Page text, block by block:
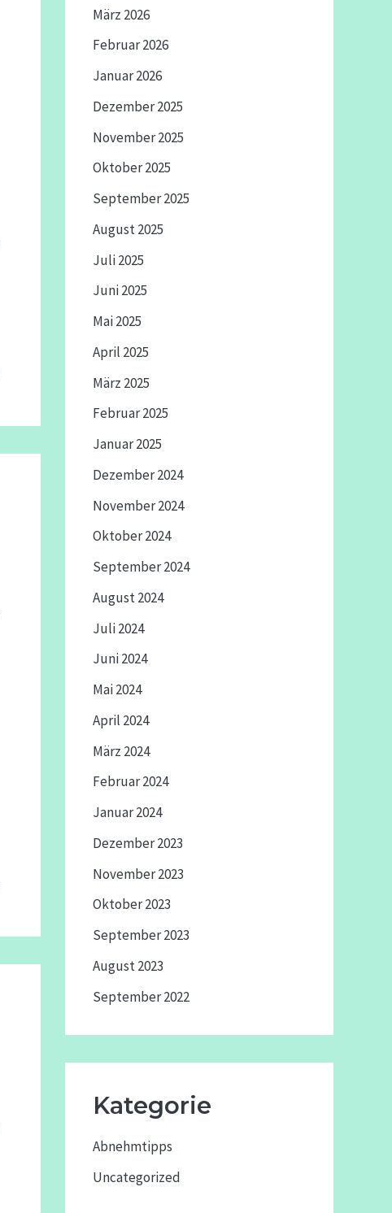
März 2026
Februar 2026
Januar 2026
Dezember 2025
November 2025
Oktober 2025
September 2025
August 2025
Juli 2025
Juni 2025
Mai 2025
April 2025
März 2025
Februar 2025
Januar 2025
Dezember 2024
November 2024
Oktober 2024
September 2024
August 2024
Juli 2024
Juni 2024
Mai 2024
April 2024
März 2024
Februar 2024
Januar 2024
Dezember 2023
November 2023
Oktober 2023
September 2023
August 2023
September 2022
Kategorie
Abnehmtipps
Uncategorized